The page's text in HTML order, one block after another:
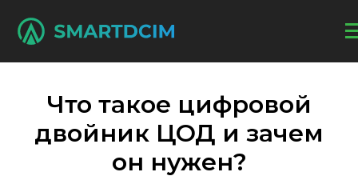
Что такое цифровой
двойник ЦОД и зачем
он нужен?